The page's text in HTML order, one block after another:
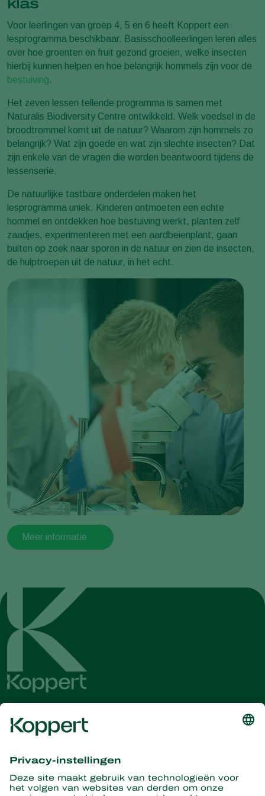
klas
Voor leerlingen van groep 4, 5 en 6 heeft Koppert een
lesprogramma beschikbaar. Basisschoolleerlingen leren alles
over hoe groenten en fruit gezond groeien, welke insecten
hierbij kunnen helpen en hoe belangrijk hommels zijn voor de
bestuiving.
Het zeven lessen tellende programma is samen met
Naturalis Biodiversity Centre ontwikkeld. Welk voedsel in de
broodtrommel komt uit de natuur? Waarom zijn hommels zo
belangrijk? Wat zijn goede en wat zijn slechte insecten? Dat
zijn enkele van de vragen die worden beantwoord tijdens de
lessenserie.
De natuurlijke tastbare onderdelen maken het
lesprogramma uniek. Kinderen ontmoeten een echte
hommel en ontdekken hoe bestuiving werkt, planten zelf
zaadjes, experimenteren met een aardbeienplant, gaan
buiten op zoek naar sporen in de natuur en zien de insecten,
de hulptroepen uit de natuur, in het echt.
Meer informatie
Ontvang het laatste nieuws en
informatie
Hier aanmelden